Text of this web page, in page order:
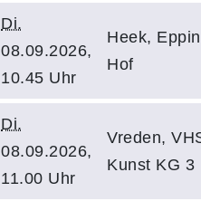
Di.
08.09.2026,
10.45 Uhr
Heek,
Hof
Di.
08.09.2026,
11.00 Uhr
Vreden,
Kunst KG 3